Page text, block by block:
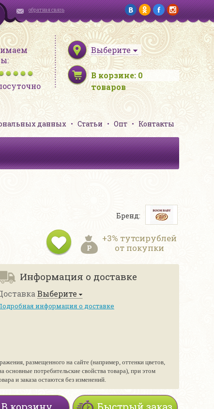
обратная связь
Выберите
В корзине: 0
товаров
данных Статьи Опт Контакты
Бренд:
+3% тутсирублей
от покупки
Информация о доставке
Выберите
информация о доставке
размещенного на сайте (например, оттенки цветов,
основные потребительские свойства товара), при этом
и заказа остаются без изменений.